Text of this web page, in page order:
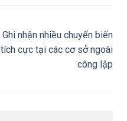
Ghi nhận nhiều chuyển biến
tích cực tại các cơ sở ngoài
công lập